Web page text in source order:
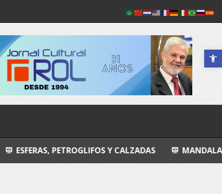
Abrir a
Y CALZADAS MANDALA